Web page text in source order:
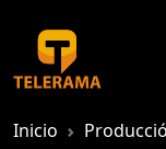
Inicio